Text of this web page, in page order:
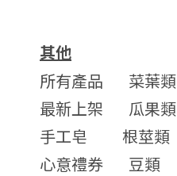
其他
所有產品
菜葉類
最新上架
瓜果類
手工皂
根莖類
心意禮券
豆類